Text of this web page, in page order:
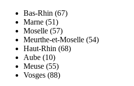
Bas-Rhin (67)
Marne (51)
Moselle (57)
Meurthe-et-Moselle (54)
Haut-Rhin (68)
Aube (10)
Meuse (55)
Vosges (88)